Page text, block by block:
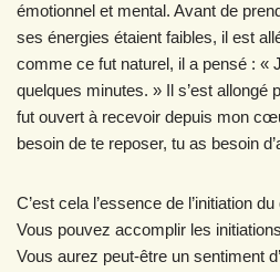
émotionnel et mental. Avant de
ses énergies étaient faibles, il est
comme ce fut naturel, il a pensé : «
quelques minutes. » Il s’est allongé
fut ouvert à recevoir depuis mon
besoin de te reposer, tu as besoin
C’est cela l’essence de l’initiation
Vous pouvez accomplir les
Vous aurez peut-être un sentiment